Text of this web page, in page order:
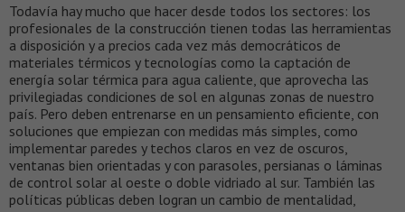
Todavía hay mucho que hacer desde todos los sectores: los
profesionales de la construcción tienen todas las herramientas
a disposición y a precios cada vez más democráticos de
materiales térmicos y tecnologías como la captación de
energía solar térmica para agua caliente, que aprovecha las
privilegiadas condiciones de sol en algunas zonas de nuestro
país. Pero deben entrenarse en un pensamiento eficiente, con
soluciones que empiezan con medidas más simples, como
implementar paredes y techos claros en vez de oscuros,
ventanas bien orientadas y con parasoles, persianas o láminas
de control solar al oeste o doble vidriado al sur. También las
políticas públicas deben logran un cambio de mentalidad,